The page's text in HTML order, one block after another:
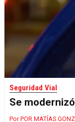
Seguridad Vial
Se
POR MATÍAS